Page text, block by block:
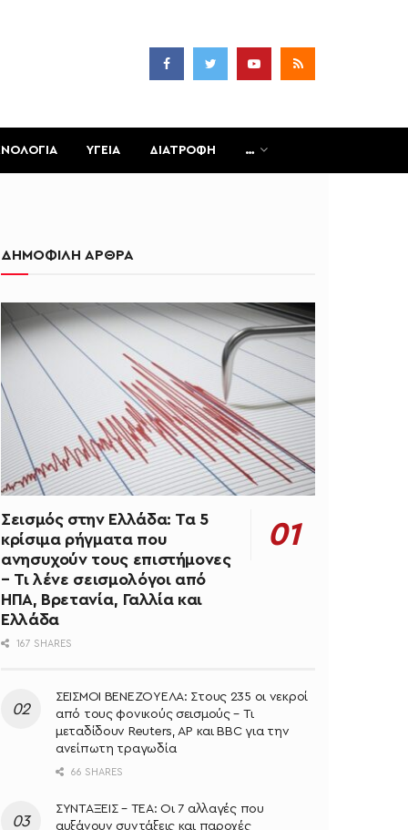
ΥΓΕΙΑ ΔΙΑΤΡΟΦΗ …
ΔΗΜΟΦΙΛΗ ΑΡΘΡΑ
Σεισμός στην Ελλάδα: Τα 5
κρίσιμα ρήγματα που
ανησυχούν τους επιστήμονες
– Τι λένε σεισμολόγοι από
ΗΠΑ, Βρετανία, Γαλλία και
Ελλάδα
167 SHARES
ΣΕΙΣΜΟΙ ΒΕΝΕΖΟΥΕΛΑ: Στους 235 οι νεκροί
από τους φονικούς σεισμούς – Τι
μεταδίδουν Reuters, AP και BBC για την
ανείπωτη τραγωδία
66 SHARES
ΣΥΝΤΑΞΕΙΣ – ΤΕΑ: Οι 7 αλλαγές που
αυξάνουν συντάξεις και παροχές